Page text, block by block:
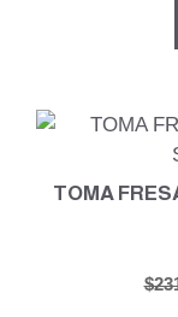
TOMA
$